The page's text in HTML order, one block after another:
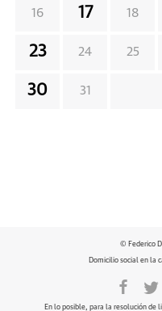
16 17 18
23 24 25
30 31
© Federico
Domicilio social en la
En lo posible, para la resolución de